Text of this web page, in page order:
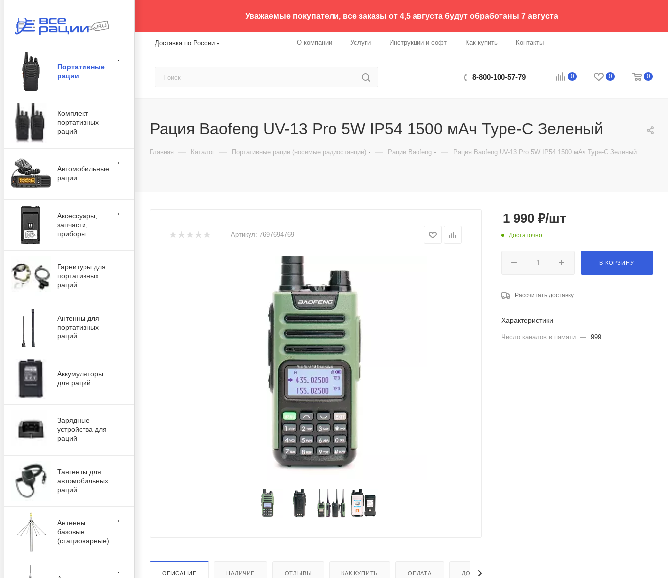
Уважаемые покупатели, все заказы от 4,5 августа будут обработаны 7 августа
Доставка по России О компании Услуги Инструкции и софт Как купить Контакты
0 0 0
8-800-100-57-79
Портативные
рации
Комплект
портативных
раций
Автомобильные
рации
Аксессуары,
запчасти,
приборы
Гарнитуры для
портативных
раций
Антенны для
портативных
раций
Аккумуляторы
для раций
Зарядные
устройства для
раций
Тангенты для
автомобильных
раций
Антенны
базовые
(стационарные)
Рация Baofeng UV-13 Pro 5W IP54 1500 мАч Type-C Зеленый
Главная — Каталог — Портативные рации (носимые радиостанции) — Рации Baofeng — Рация Baofeng UV-13 Pro 5W IP54 1500 мАч Type-C Зеленый
Артикул: 7697694769
ОПИСАНИЕ НАЛИЧИЕ ОТЗЫВЫ КАК КУПИТЬ ОПЛАТА ДОСТАВКА
1 990 ₽/шт
Достаточно
В КОРЗИНУ
Рассчитать доставку
Характеристики
Число каналов в памяти — 999